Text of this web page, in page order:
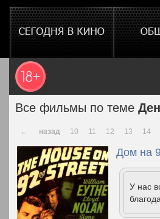
Все фильмы по теме
← назад 10 11 12 13 14
Дом на
У нас